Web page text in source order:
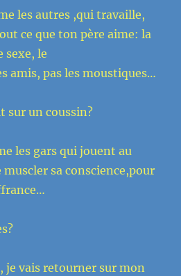
les autres ,qui travaille,
ce que ton père aime: la
sexe, le
amis, pas les moustiques…
sur un coussin?
les gars qui jouent au
sa conscience,pour
je vais retourner sur mon